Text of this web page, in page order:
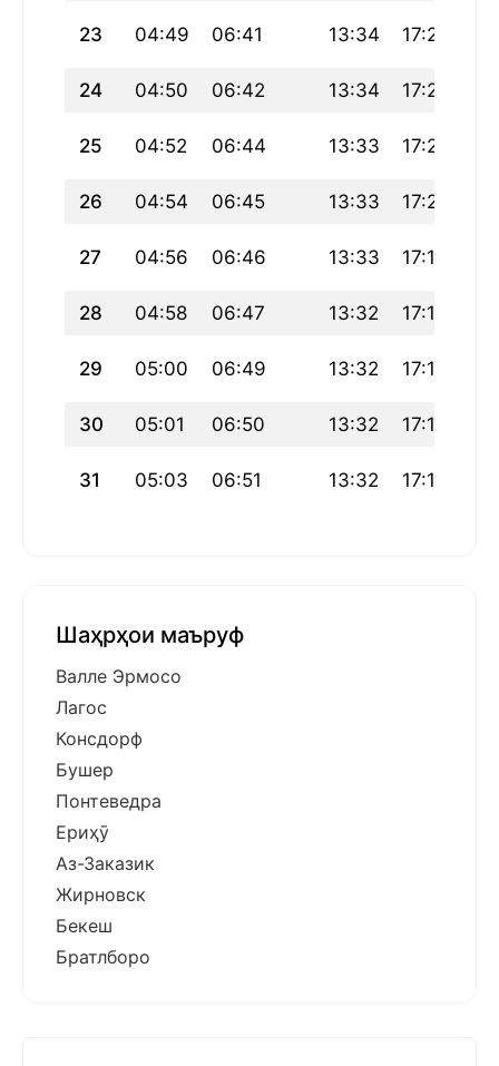
23 04:49 06:41 13:34 17:23
24 04:50 06:42 13:34 17:22
25 04:52 06:44 13:33 17:21
26 04:54 06:45 13:33 17:20
27 04:56 06:46 13:33 17:19
28 04:58 06:47 13:32 17:18
29 05:00 06:49 13:32 17:17
30 05:01 06:50 13:32 17:16
31 05:03 06:51 13:32 17:15
Шаҳрҳои маъруф
Валле Эрмосо
Лагос
Консдорф
Бушер
Понтеведра
Ериҳӯ
Аз-Заказик
Жирновск
Бекеш
Братлборо